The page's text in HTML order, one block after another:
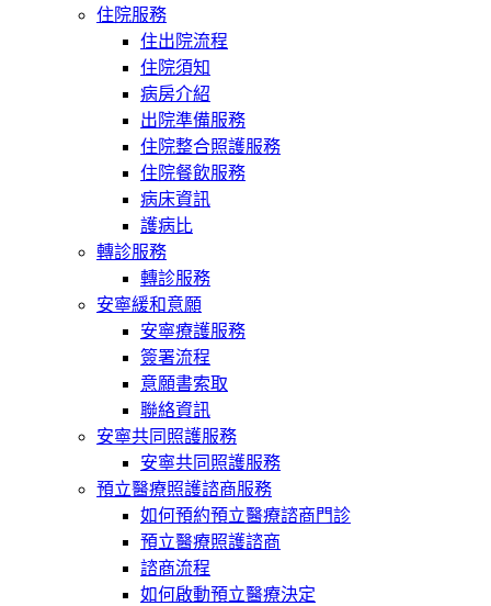
住院服務
住出院流程
住院須知
病房介紹
出院準備服務
住院整合照護服務
住院餐飲服務
病床資訊
護病比
轉診服務
轉診服務
安寧緩和意願
安寧療護服務
簽署流程
意願書索取
聯絡資訊
安寧共同照護服務
安寧共同照護服務
預立醫療照護諮商服務
如何預約預立醫療諮商門診
預立醫療照護諮商
諮商流程
如何啟動預立醫療決定